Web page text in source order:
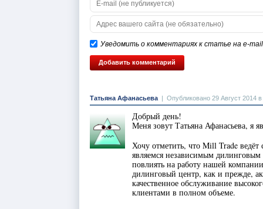
Уведомить о комментариях к статье на e-mail
Татьяна Афанасьева | Опубликовано 29 Август 2014
Добрый день!
Меня зовут Татьяна Афанасьева, я
Хочу отметить, что Mill Trade
являемся независимым
повлиять на работу нашей
дилинговый центр, как и прежде,
качественное обслуживание
клиентами в полном объеме.